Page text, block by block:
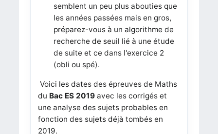
semblent un peu plus abouties que
les années passées mais en gros,
préparez-vous à un algorithme de
recherche de seuil lié à une étude
de suite et ce dans l'exercice 2
(obli ou spé).
Voici les dates des épreuves de Maths
du Bac ES 2019avec les corrigés et
une analyse des sujets probables en
fonction des sujets déjà tombés en
2019.